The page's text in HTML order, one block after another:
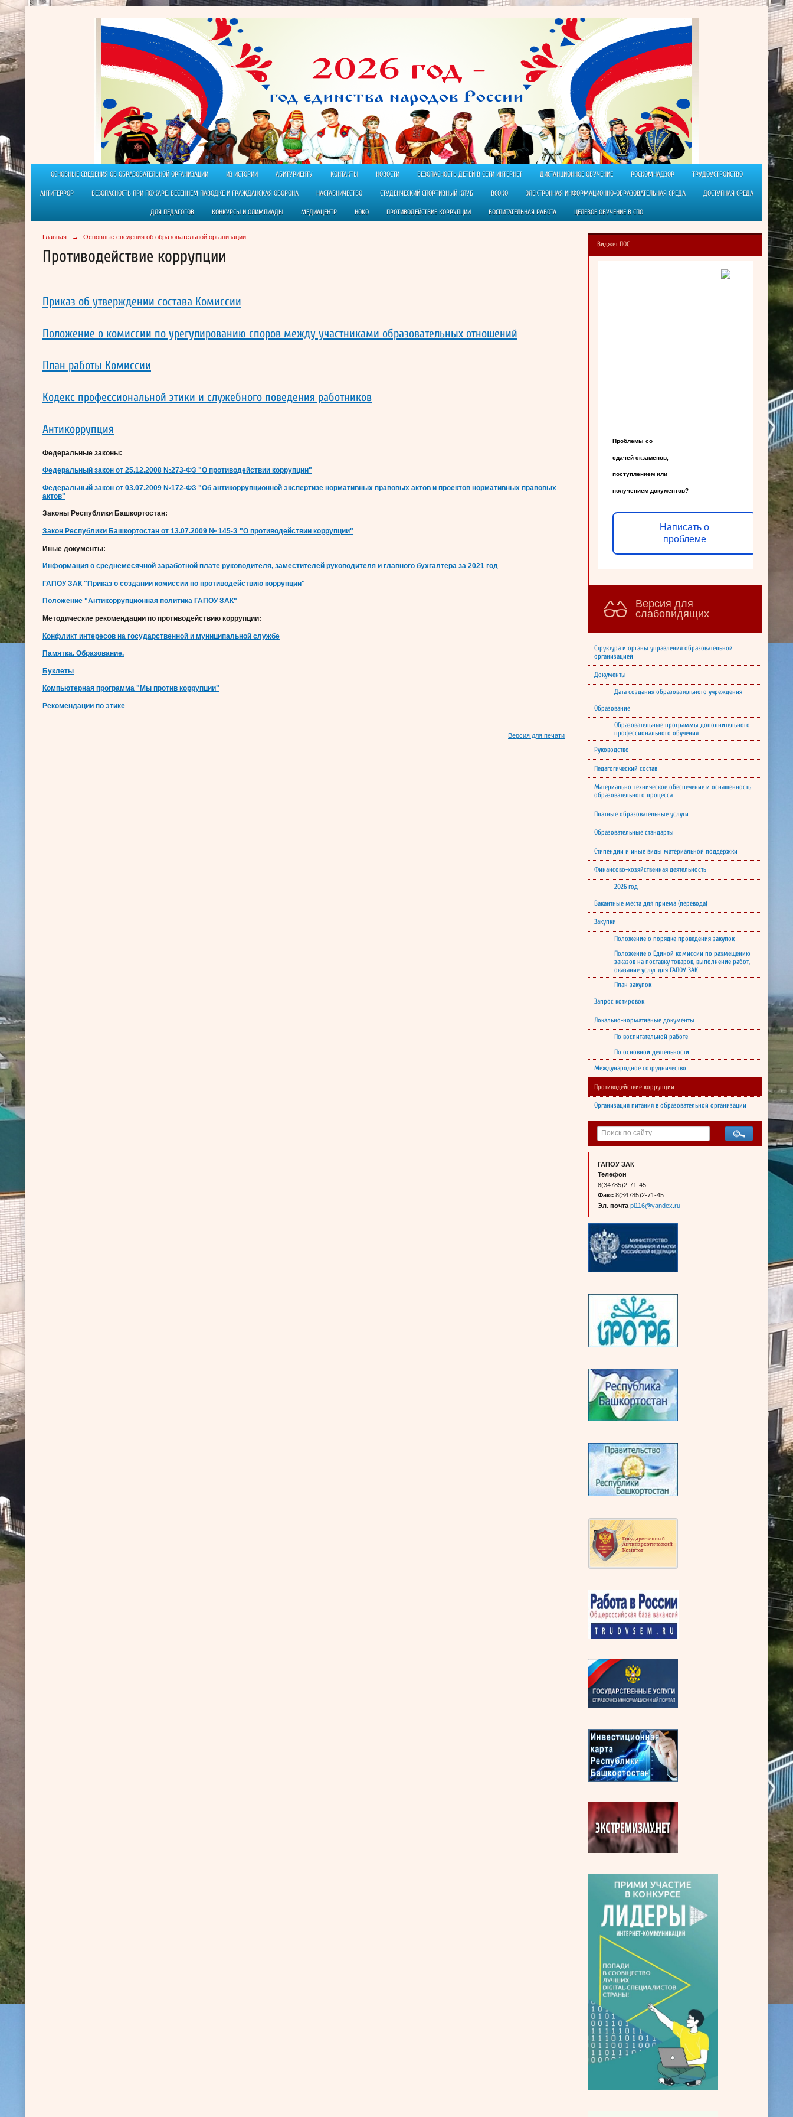
ОСНОВНЫЕ СВЕДЕНИЯ ОБ ОБРАЗОВАТЕЛЬНОЙ ОРГАНИЗАЦИИ ИЗ ИСТОРИИ АБИТУРИЕНТУ КОНТАКТЫ НОВОСТИ БЕЗОПАСНОСТЬ ДЕТЕЙ В СЕТИ ИНТЕРНЕТ ДИСТАНЦИОННОЕ ОБУЧЕНИЕ РОСКОМНАДЗОР ТРУДОУСТРОЙСТВО
АНТИТЕРРОР БЕЗОПАСНОСТЬ ПРИ ПОЖАРЕ, ВЕСЕННЕМ ПАВОДКЕ И ГРАЖДАНСКАЯ ОБОРОНА НАСТАВНИЧЕСТВО СТУДЕНЧЕСКИЙ СПОРТИВНЫЙ КЛУБ ВСОКО ЭЛЕКТРОННАЯ ИНФОРМАЦИОННО-ОБРАЗОВАТЕЛЬНАЯ СРЕДА ДОСТУПНАЯ СРЕДА
ДЛЯ ПЕДАГОГОВ КОНКУРСЫ И ОЛИМПИАДЫ МЕДИАЦЕНТР НОКО ПРОТИВОДЕЙСТВИЕ КОРРУПЦИИ ВОСПИТАТЕЛЬНАЯ РАБОТА ЦЕЛЕВОЕ ОБУЧЕНИЕ В СПО
Главная → Основные сведения об образовательной организации
Противодействие коррупции
Приказ об утверждении состава Комиссии
Положение о комиссии по урегулированию споров между участниками образовательных отношений
План работы Комиссии
Кодекс профессиональной этики и служебного поведения работников
Антикоррупция
Федеральные законы:
Федеральный закон от 25.12.2008 №273-ФЗ "О противодействии коррупции"
Федеральный закон от 03.07.2009 №172-ФЗ "Об антикоррупционной экспертизе нормативных правовых актов и проектов нормативных правовых
актов"
Законы Республики Башкортостан:
Закон Республики Башкортостан от 13.07.2009 № 145-З "О противодействии коррупции"
Иные документы:
Информация о среднемесячной заработной плате руководителя, заместителей руководителя и главного бухгалтера за 2021 год
ГАПОУ ЗАК "Приказ о создании комиссии по противодействию коррупции"
Положение "Антикоррупционная политика ГАПОУ ЗАК"
Методические рекомендации по противодействию коррупции:
Конфликт интересов на государственной и муниципальной службе
Памятка. Образование.
Буклеты
Компьютерная программа "Мы против коррупции"
Рекомендации по этике
Версия для печати
Виджет ПОС
Проблемы со
сдачей экзаменов,
поступлением или
получением документов?
Написать о
проблеме
Версия для
слабовидящих
Структура и органы управления образовательной
организацией
Документы
Дата создания образовательного учреждения
Образование
Образовательные программы дополнительного
профессионального обучения
Руководство
Педагогический состав
Материально-техническое обеспечение и оснащенность
образовательного процесса
Платные образовательные услуги
Образовательные стандарты
Стипендии и иные виды материальной поддержки
Финансово-хозяйственная деятельность
2026 год
Вакантные места для приема (перевода)
Закупки
Положение о порядке проведения закупок
Положение о Единой комиссии по размещению
заказов на поставку товаров, выполнение работ,
оказание услуг для ГАПОУ ЗАК
План закупок
Запрос котировок
Локально-нормативные документы
По воспитательной работе
По основной деятельности
Международное сотрудничество
Противодействие коррупции
Организация питания в образовательной организации
ГАПОУ ЗАК
Телефон
8(34785)2-71-45
Факс 8(34785)2-71-45
Эл. почта pl116@yandex.ru